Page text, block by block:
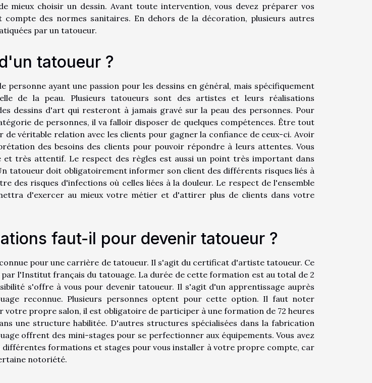
mieux choisir un dessin. Avant toute intervention, vous devez préparer vos
compte des normes sanitaires. En dehors de la décoration, plusieurs autres
par un tatoueur.
tatoueur ?
personne ayant une passion pour les dessins en général, mais spécifiquement
de la peau. Plusieurs tatoueurs sont des artistes et leurs réalisations
dessins d'art qui resteront à jamais gravé sur la peau des personnes. Pour
de personnes, il va falloir disposer de quelques compétences. Être tout
véritable relation avec les clients pour gagner la confiance de ceux-ci. Avoir
des besoins des clients pour pouvoir répondre à leurs attentes. Vous
et très attentif. Le respect des règles est aussi un point très important dans
tatoueur doit obligatoirement informer son client des différents risques liés à
des risques d'infections où celles liées à la douleur. Le respect de l'ensemble
d'exercer au mieux votre métier et d'attirer plus de clients dans votre
faut-il pour devenir tatoueur ?
pour une carrière de tatoueur. Il s'agit du certificat d'artiste tatoueur. Ce
l'Institut français du tatouage. La durée de cette formation est au total de 2
s'offre à vous pour devenir tatoueur. Il s'agit d'un apprentissage auprès
reconnue. Plusieurs personnes optent pour cette option. Il faut noter
votre propre salon, il est obligatoire de participer à une formation de 72 heures
une structure habilitée. D'autres structures spécialisées dans la fabrication
offrent des mini-stages pour se perfectionner aux équipements. Vous avez
différentes formations et stages pour vous installer à votre propre compte, car
notoriété.